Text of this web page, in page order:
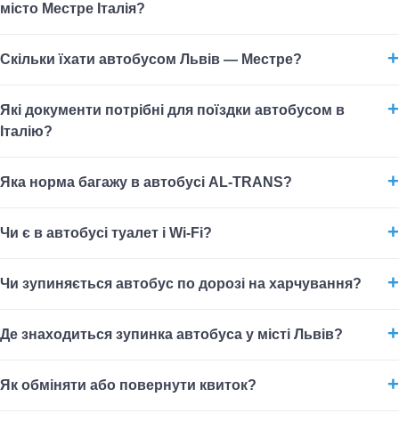
місто Местре Італія?
Скільки їхати автобусом Львів — Местре?
Які документи потрібні для поїздки автобусом в
Італію?
Яка норма багажу в автобусі AL-TRANS?
Чи є в автобусі туалет і Wi-Fi?
Чи зупиняється автобус по дорозі на харчування?
Де знаходиться зупинка автобуса у місті Львів?
Як обміняти або повернути квиток?